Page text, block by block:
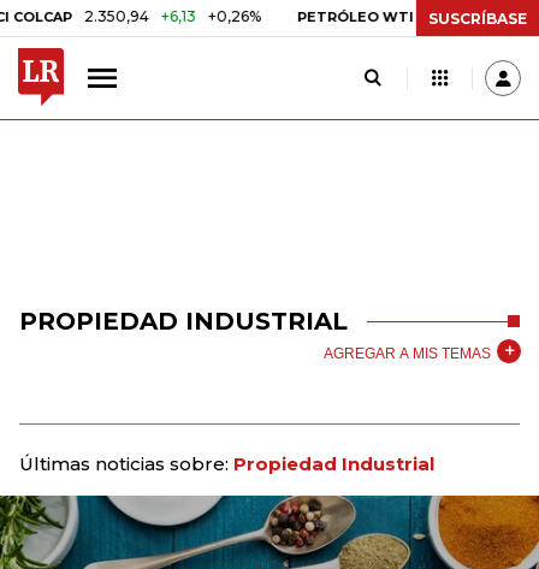
2.350,94 +6,13 +0,26% PETRÓLEO WTI US$ 78,01 US$ 2,92
SUSCRÍBASE
PROPIEDAD INDUSTRIAL
AGREGAR A MIS TEMAS
Últimas noticias sobre: Propiedad Industrial